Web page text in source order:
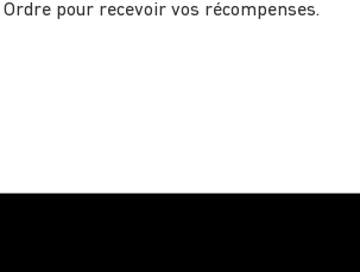
pour recevoir vos récompenses.